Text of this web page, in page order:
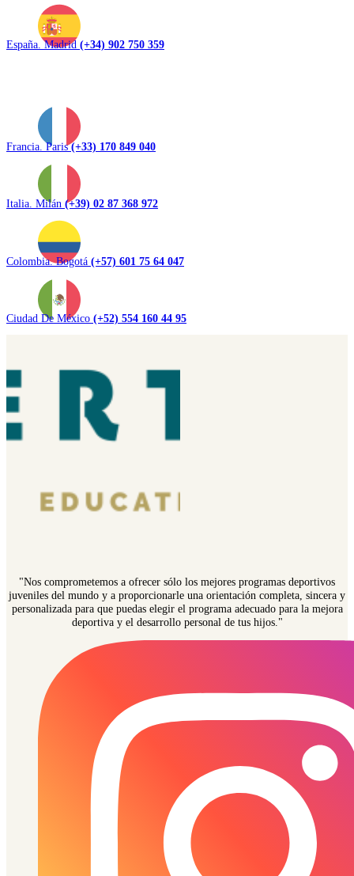
España. Madrid (+34) 902 750 359
Francia. Paris(+33) 170 849 040
Italia. Milán (+39) 02 87 368 972
Colombia. Bogotá (+57) 601 75 64 047
Ciudad De México (+52) 554 160 44 95
"Nos comprometemos a ofrecer sólo los mejores programas deportivos
juveniles del mundo y a proporcionarle una orientación completa, sincera y
personalizada para que puedas elegir el programa adecuado para la mejora
deportiva y el desarrollo personal de tus hijos."